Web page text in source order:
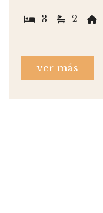
3 2
ver más